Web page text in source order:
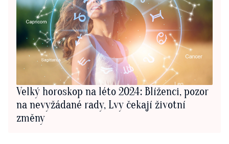
Velký horoskop na léto 2024: Blíženci, pozor
na nevyžádané rady, Lvy čekají životní
změny